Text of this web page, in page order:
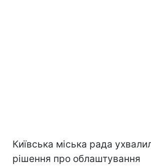
Київська міська рада
рішення про облаштування